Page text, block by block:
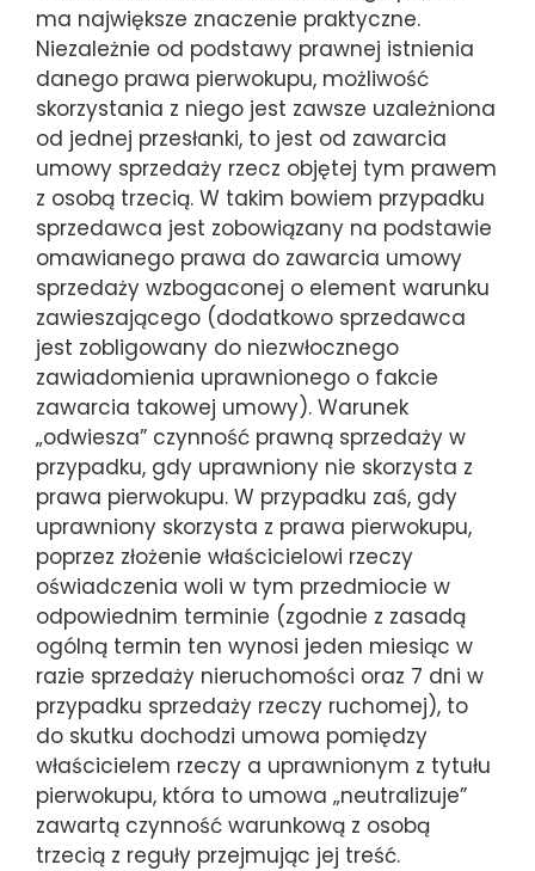
ma największe znaczenie praktyczne.
Niezależnie od podstawy prawnej istnienia
danego prawa pierwokupu, możliwość
skorzystania z niego jest zawsze uzależniona
od jednej przesłanki, to jest od zawarcia
umowy sprzedaży rzecz objętej tym prawem
z osobą trzecią. W takim bowiem przypadku
sprzedawca jest zobowiązany na podstawie
omawianego prawa do zawarcia umowy
sprzedaży wzbogaconej o element warunku
zawieszającego (dodatkowo sprzedawca
jest zobligowany do niezwłocznego
zawiadomienia uprawnionego o fakcie
zawarcia takowej umowy). Warunek
„odwiesza” czynność prawną sprzedaży w
przypadku, gdy uprawniony nie skorzysta z
prawa pierwokupu. W przypadku zaś, gdy
uprawniony skorzysta z prawa pierwokupu,
poprzez złożenie właścicielowi rzeczy
oświadczenia woli w tym przedmiocie w
odpowiednim terminie (zgodnie z zasadą
ogólną termin ten wynosi jeden miesiąc w
razie sprzedaży nieruchomości oraz 7 dni w
przypadku sprzedaży rzeczy ruchomej), to
do skutku dochodzi umowa pomiędzy
właścicielem rzeczy a uprawnionym z tytułu
pierwokupu, która to umowa „neutralizuje”
zawartą czynność warunkową z osobą
trzecią z reguły przejmując jej treść.